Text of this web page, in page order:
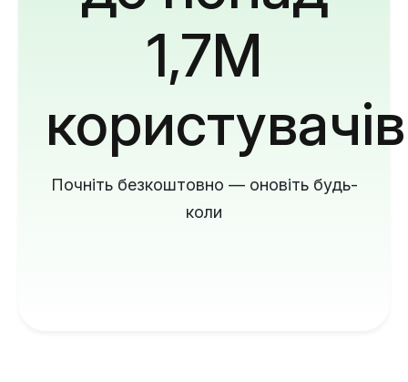
1,7M
користувачів
Почніть безкоштовно — оновіть будь-
коли